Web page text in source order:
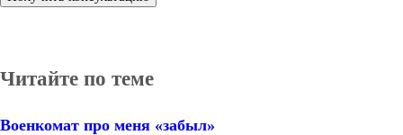
Читайте по теме
Военкомат про меня «забыл»